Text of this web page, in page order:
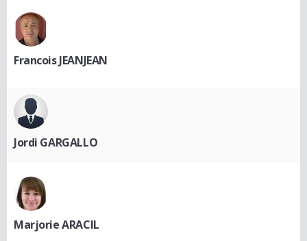
Francois JEANJEAN
Jordi GARGALLO
Marjorie ARACIL